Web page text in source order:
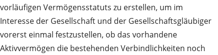
vorläufigen Vermögensstatuts zu erstellen, um im
Interesse der Gesellschaft und der Gesellschaftsgläubiger
vorerst einmal festzustellen, ob das vorhandene
Aktivvermögen die bestehenden Verbindlichkeiten noch